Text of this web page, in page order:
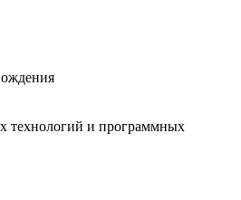
технологий и программных